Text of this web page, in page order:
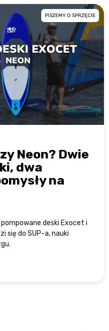
PISZEMY O SPRZĘCIE
Neon? Dwie
dwa
na
deski Exocet i
się do SUP-a, nauki